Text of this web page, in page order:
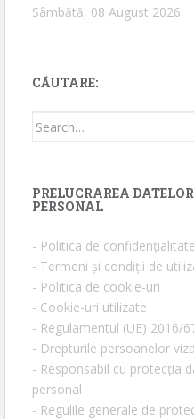
Sâmbătă, 08 August 2026.
CĂUTARE:
Search for:
PRELUCRAREA
PERSONAL
- Politica de confidențialitate
- Termeni și condiții de
- Politica de cookie-uri
- Cookie-uri utilizate
- Regulamentul (UE) 2016/
- Drepturile persoanelor
- Responsabil cu protecția
personal
- Regulile generale de